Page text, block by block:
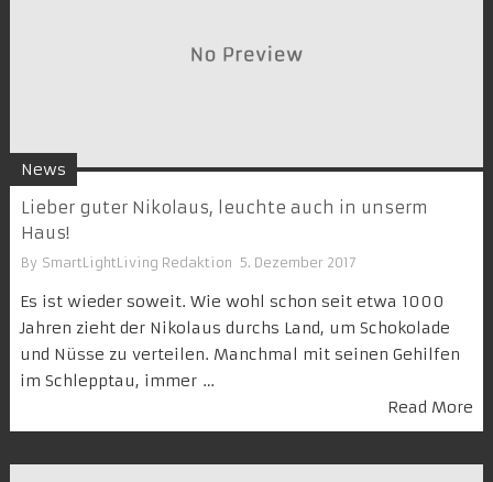
News
Lieber guter Nikolaus, leuchte auch in unserm
Haus!
By SmartLightLiving Redaktion 5. Dezember 2017
Es ist wieder soweit. Wie wohl schon seit etwa 1000
Jahren zieht der Nikolaus durchs Land, um Schokolade
und Nüsse zu verteilen. Manchmal mit seinen Gehilfen
im Schlepptau, immer …
Read More